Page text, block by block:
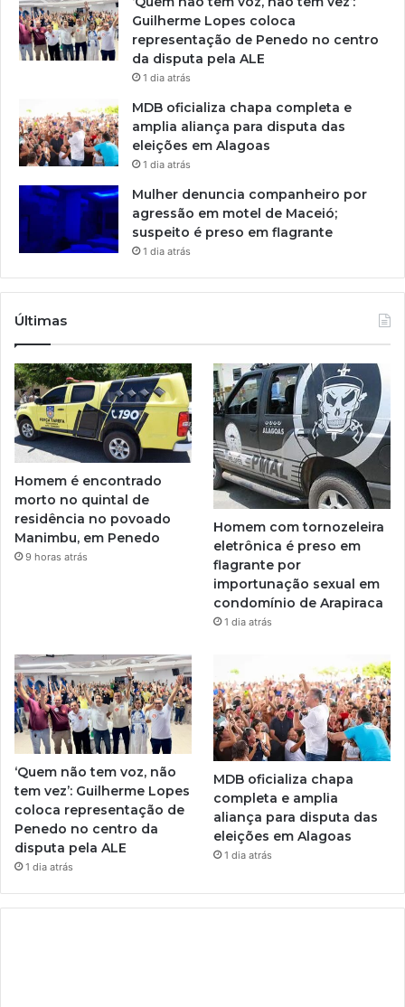
Guilherme Lopes coloca
representação de Penedo no centro
da disputa pela ALE
1 dia atrás
MDB oficializa chapa completa e
amplia aliança para disputa das
eleições em Alagoas
1 dia atrás
Mulher denuncia companheiro por
agressão em motel de Maceió;
suspeito é preso em flagrante
1 dia atrás
Últimas
Homem é encontrado
morto no quintal de
residência no povoado
Manimbu, em Penedo
9 horas atrás
Homem com tornozeleira
eletrônica é preso em
flagrante por
importunação sexual em
condomínio de Arapiraca
1 dia atrás
‘Quem não tem voz, não
tem vez’: Guilherme Lopes
coloca representação de
Penedo no centro da
disputa pela ALE
1 dia atrás
MDB oficializa chapa
completa e amplia
aliança para disputa das
eleições em Alagoas
1 dia atrás